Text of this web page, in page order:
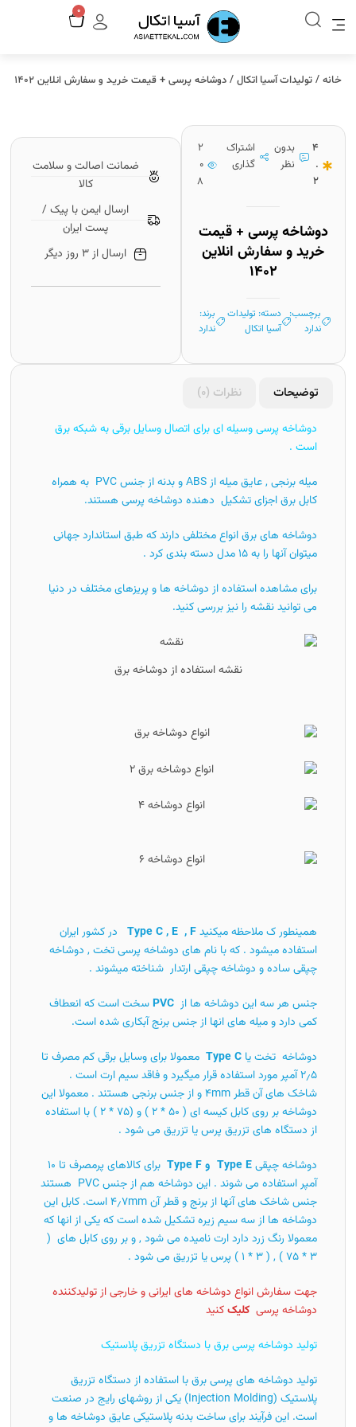
0
سبد
خرید
خانه / تولیدات آسیا اتکال / دوشاخه پرسی + قیمت خرید و سفارش انلاین ۱۴۰۲
2
0
8
اشتراک
گذاری
بدون
نظر
4
.
2
دوشاخه پرسی + قیمت
خرید و سفارش انلاین
۱۴۰۲
برچسب:
ندارد
دسته: تولیدات
آسیا اتکال
برند:
ندارد
ضمانت اصالت و سلامت
کالا
ارسال ایمن با پیک /
پست ایران
ارسال از 3 روز دیگر
توضیحات نظرات (0)
دوشاخه پرسی وسیله ای برای اتصال وسایل برقی به شبکه برق
است .
میله برنجی , عایق میله از ABS و بدنه از جنس PVC به همراه
کابل برق اجزای تشکیل دهنده دوشاخه پرسی هستند.
دوشاخه های برق انواع مختلفی دارند که طبق استاندارد جهانی
میتوان آنها را به ۱۵ مدل دسته بندی کرد .
برای مشاهده استفاده از دوشاخه ها و پریزهای مختلف در دنیا
می توانید نقشه را نیز بررسی کنید.
نقشه استفاده از دوشاخه برق
همینطور ک ملاحظه میکنیدType C , E , F در کشور ایران
استفاده میشود . که با نام های دوشاخه پرسی تخت , دوشاخه
چپقی ساده و دوشاخه چپقی ارتدار شناخته میشوند .
جنس هر سه این دوشاخه ها ازPVCسخت است که انعطاف
کمی دارد و میله های انها از جنس برنج آبکاری شده است.
دوشاخه تخت یاType C معمولا برای وسایل برقی کم مصرف تا
۲٫۵ آمپر مورد استفاده قرار میگیرد و فاقد سیم ارت است .
شاخک های آن قطر ۴mm و از جنس برنجی هستند . معمولا این
دوشاخه بر روی کابل کیسه ای ( ۵۰ * ۲ ) و (۷۵ * ۲ ) با استفاده
از دستگاه های تزریق پرس یا تزریق می شود .
دوشاخه چپقیType E و Type F
برای کالاهای پرمصرف تا ۱۰
آمپر استفاده می شوند . این دوشاخه هم از جنس PVC هستند
جنس شاخک های آنها از برنج و قطر آن ۴٫۷mm است. کابل این
دوشاخه ها از سه سیم زیره تشکیل شده است که یکی از انها که
معمولا رنگ زرد دارد ارت نامیده می شود , و بر روی کابل های (
۳ * ۷۵ ) , ( ۳ * ۱ ) پرس یا تزریق می شود .
جهت سفارش انواع دوشاخه های ایرانی و خارجی از تولیدکننده
دوشاخه پرسی کلیککنید
تولید دوشاخه پرسی برق با دستگاه تزریق پلاستیک
تولید دوشاخه های پرسی برق با استفاده از دستگاه تزریق
پلاستیک (Injection Molding) یکی از روشهای رایج در صنعت
است. این فرآیند برای ساخت بدنه پلاستیکی عایق دوشاخه ها و